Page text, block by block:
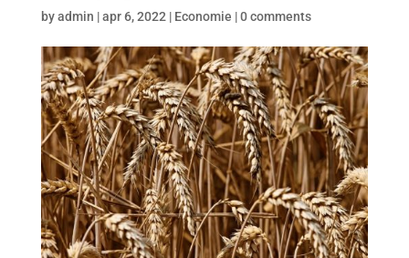
byadmin |apr 6, 2022 | Economie |0 comments